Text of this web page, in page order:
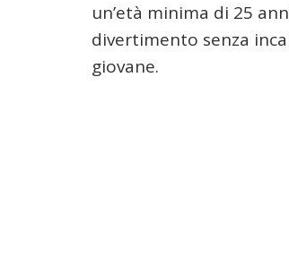
un’età minima di 25
divertimento senza
giovane.